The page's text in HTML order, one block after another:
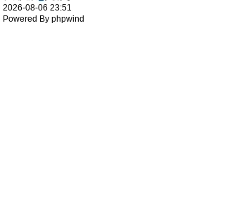
2026-08-06 23:51
Powered By phpwind